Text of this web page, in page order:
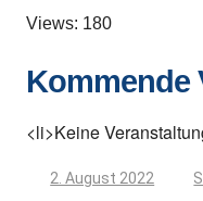
Views: 180
Kommende
<li>Keine
2. August 2022